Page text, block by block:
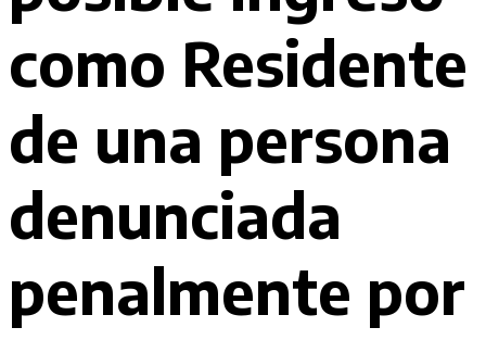
como Residente
de una persona
denunciada
penalmente por